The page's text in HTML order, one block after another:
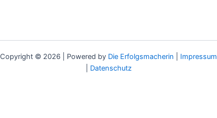
Copyright © 2026 | Powered by Die Erfolgsmacherin
Impressum
Datenschutz